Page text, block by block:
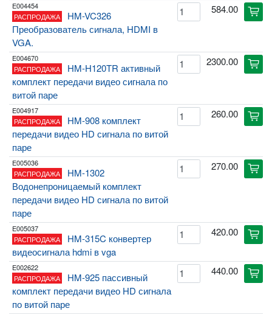
E004454
РАСПРОДАЖА
HM-VC326
Преобразователь сигнала, HDMI в
VGA.
584.00 cart
E004670
РАСПРОДАЖА
HM-H120TR активный
комплект передачи видео сигнала по
витой паре
2300.00 cart
E004917
РАСПРОДАЖА
HM-908 комплект
передачи видео HD сигнала по витой
паре
260.00 cart
E005036
РАСПРОДАЖА
HM-1302
Водонепроницаемый комплект
передачи видео HD сигнала по витой
паре
270.00 cart
E005037
РАСПРОДАЖА
HM-315C конвертер
видеосигнала hdmi в vga
420.00 cart
E002622
РАСПРОДАЖА
HM-925 пассивный
комплект передачи видео HD сигнала
по витой паре
440.00 cart